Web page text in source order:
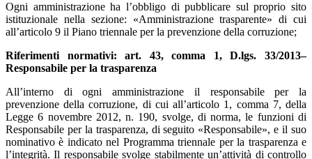
Ogni amministrazione ha l’obbligo di pubblicare sul proprio sito
istituzionale nella sezione: «Amministrazione trasparente» di cui
all’articolo 9 il Piano triennale per la prevenzione della corruzione;
Riferimenti normativi: art. 43, comma 1, D.lgs. 33/2013–
Responsabile per la trasparenza
All’interno di ogni amministrazione il responsabile per la
prevenzione della corruzione, di cui all’articolo 1, comma 7, della
Legge 6 novembre 2012, n. 190, svolge, di norma, le funzioni di
Responsabile per la trasparenza, di seguito «Responsabile», e il suo
nominativo è indicato nel Programma triennale per la trasparenza e
l’integrità. Il responsabile svolge stabilmente un’attività di controllo